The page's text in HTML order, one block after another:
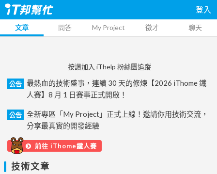
登入
文章 問答 My Project 徵才 聊天
按讚加入 iThelp 粉絲團追蹤
公告
最熱血的技術盛事，連續 30 天的修煉【2026 iThome 鐵
人賽】8 月 1 日賽事正式開啟！
公告
全新專區「My Project」正式上線！邀請你用技術交流，
分享最真實的開發經驗
前往 iThome鐵人賽
技術文章